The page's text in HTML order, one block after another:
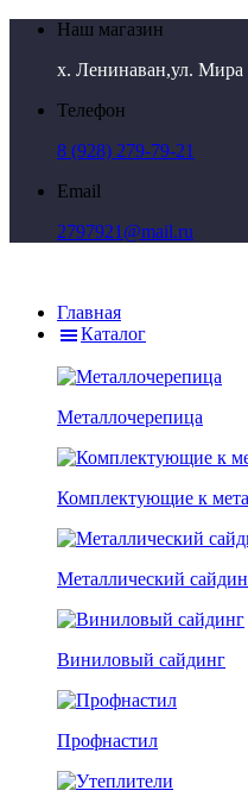
Наш магазин
х. Ленинаван,ул. Мира
Телефон
8 (928) 279-79-21
Email
2797921@mail.ru
Главная
Каталог
Металлочерепица
Комплектующие к
Металлический
Виниловый сайдинг
Профнастил